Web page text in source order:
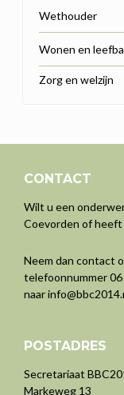
Wethouder
Wonen en
Zorg en welzijn
CONTACT
Wilt u een
Coevorden of heeft
Neem dan contact
telefoonnummer
naar
POSTADRES
Secretariaat
Markeweg 13